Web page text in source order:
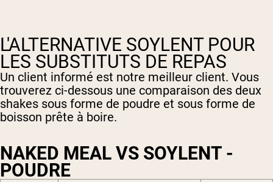
L'ALTERNATIVE SOYLENT POUR
LES SUBSTITUTS DE REPAS
Un client informé est notre meilleur client. Vous
trouverez ci-dessous une comparaison des deux
shakes sous forme de poudre et sous forme de
boisson prête à boire.
NAKED MEAL VS SOYLENT -
POUDRE